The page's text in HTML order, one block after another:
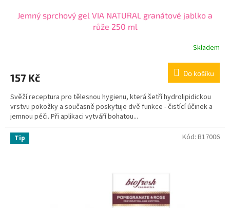
Jemný sprchový gel VIA NATURAL granátové jablko a
růže 250 ml
Skladem
157 Kč Do košíku
Svěží receptura pro tělesnou hygienu, která šetří hydrolipidickou
vrstvu pokožky a současně poskytuje dvě funkce - čistící účinek a
jemnou péči. Při aplikaci vytváří bohatou...
Tip Kód: B17006